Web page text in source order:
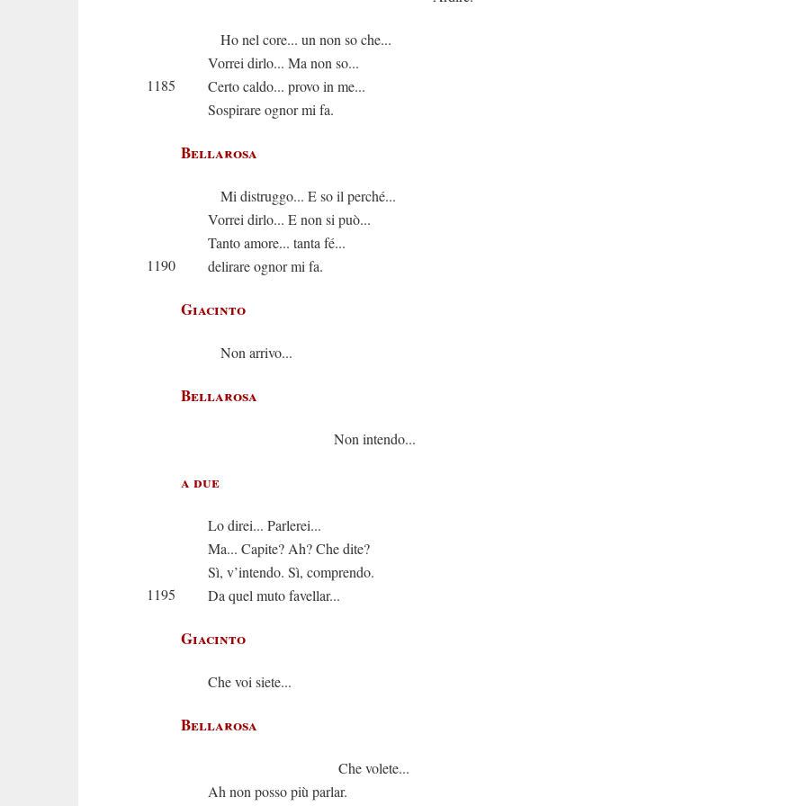
Ho nel core... un non so che...
Vorrei dirlo... Ma non so...
1185
Certo caldo... provo in me...
Sospirare ognor mi fa.
Bellarosa
Mi distruggo... E so il perché...
Vorrei dirlo... E non si può...
Tanto amore... tanta fé...
1190
delirare ognor mi fa.
Giacinto
Non arrivo...
Bellarosa
Non intendo...
a due
Lo direi... Parlerei...
Ma... Capite? Ah? Che dite?
Sì, v’intendo. Sì, comprendo.
1195
Da quel muto favellar...
Giacinto
Che voi siete...
Bellarosa
Che volete...
Ah non posso più parlar.